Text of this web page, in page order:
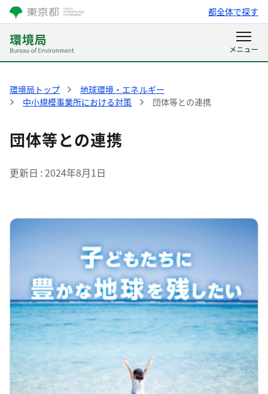
都全体で探す
環境局トップ
地球環境・エネルギー
中小規模事業所における対策
団体等との連携
団体等との連携
更新日 2024年8月1日